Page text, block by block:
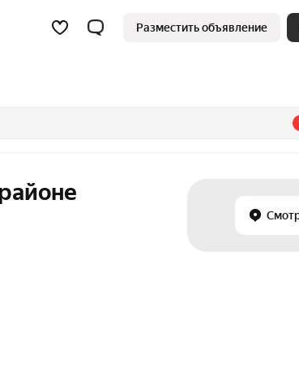
Разместить объявление